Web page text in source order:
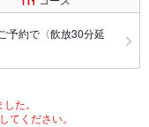
予約で〈飲放30分延
た。
てください。